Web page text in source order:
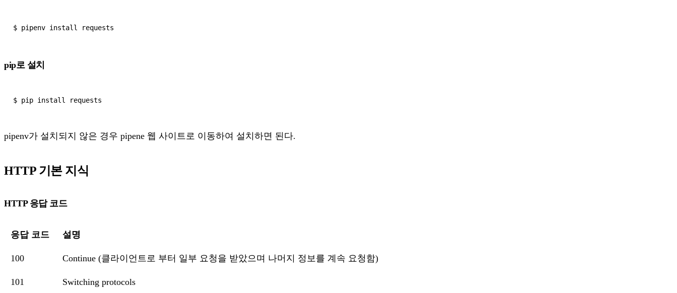
pip로 설치
pipenv가 설치되지 않은 경우 pipene 웹 사이트로 이동하여 설치하면 된다.
HTTP 기본 지식
HTTP 응답 코드
응답 코드 설명
100 Continue (클라이언트로 부터 일부 요청을 받았으며 나머지 정보를 계속 요청함)
101 Switching protocols